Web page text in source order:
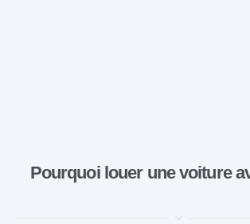
Pourquoi louer une voiture